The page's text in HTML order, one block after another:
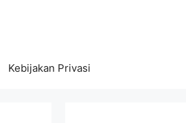
Kebijakan Privasi